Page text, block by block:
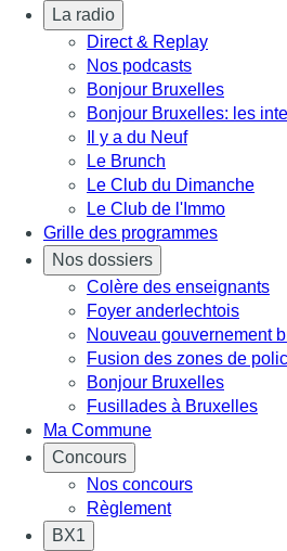
La radio
Direct & Replay
Nos podcasts
Bonjour Bruxelles
Bonjour Bruxelles: les
Il y a du Neuf
Le Brunch
Le Club du Dimanche
Le Club de l'Immo
Grille des programmes
Nos dossiers
Colère des enseignants
Foyer anderlechtois
Nouveau gouvernement
Fusion des zones de
Bonjour Bruxelles
Fusillades à Bruxelles
Ma Commune
Concours
Nos concours
Règlement
BX1